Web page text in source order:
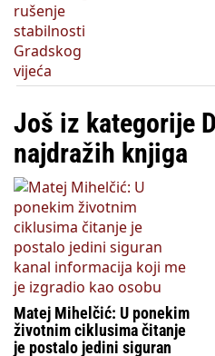
Još iz kategorije
najdražih knjiga
Matej Mihelčić: U ponekim
životnim ciklusima čitanje
je postalo jedini siguran